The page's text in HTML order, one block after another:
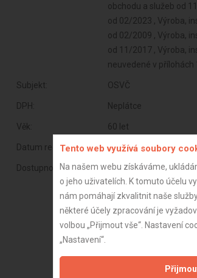
obchodu a služeb od
od 02/2023 , Výroba,
od 02/2009 , Výroba,
od 11/2017 , Výroba,
neuvedené v
Subjekt: OSVČ
DPH: Neplátce
Věk: 60 let
Datum registrace: 27.2.2025
Dostupnost:
Tento web využívá soubory
Na našem webu získáváme,
o jeho uživatelích. K tomuto účelu
nám pomáhají zkvalitnit naše
některé účely zpracování je
volbou „Přijmout vše“. Nastavení
„Nastavení“.